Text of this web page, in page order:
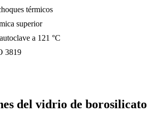
térmicos
superior
a 121 °C
3819
del vidrio de borosilicato